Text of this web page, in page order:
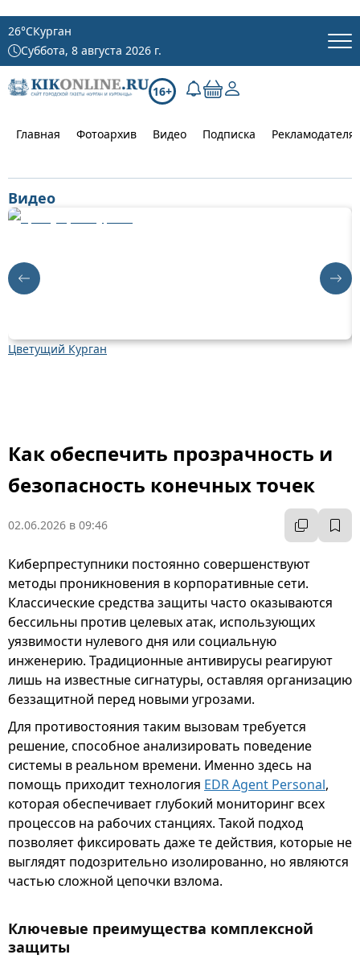
26°CКурган
Суббота, 8 августа 2026 г.
16+
Главная Фотоархив Видео Подписка
Видео
Цветущий Курган
Как обеспечить прозрачность и
безопасность конечных точек
02.06.2026 в 09:46
Киберпреступники постоянно совершенствуют
методы проникновения в корпоративные сети.
Классические средства защиты часто оказываются
бессильны против целевых атак, использующих
уязвимости нулевого дня или социальную
инженерию. Традиционные антивирусы реагируют
лишь на известные сигнатуры, оставляя организацию
беззащитной перед новыми угрозами.
Для противостояния таким вызовам требуется
решение, способное анализировать поведение
системы в реальном времени. Именно здесь на
помощь приходит технология EDR Agent Personal,
которая обеспечивает глубокий мониторинг всех
процессов на рабочих станциях. Такой подход
позволяет фиксировать даже те действия, которые не
выглядят подозрительно изолированно, но являются
частью сложной цепочки взлома.
Ключевые преимущества комплексной
защиты